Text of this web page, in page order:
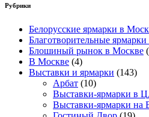
Рубрики
Белорусские ярмарки в
Благотворительные
Блошиный рынок в Москве
В Москве (4)
Выставки и ярмарки (143)
Арбат (10)
Выставки-ярмарки в
Выставки-ярмарки